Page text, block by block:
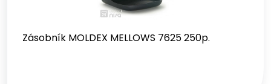
Zásobník MOLDEX MELLOWS 7625 250p.